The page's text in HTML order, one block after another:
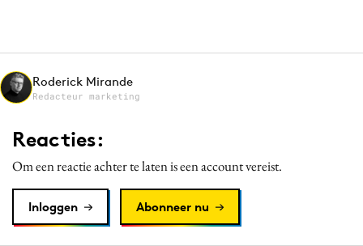
Roderick Mirande
Redacteur marketing
Reacties:
Om een reactie achter te laten is een account vereist.
Inloggen Abonneer nu